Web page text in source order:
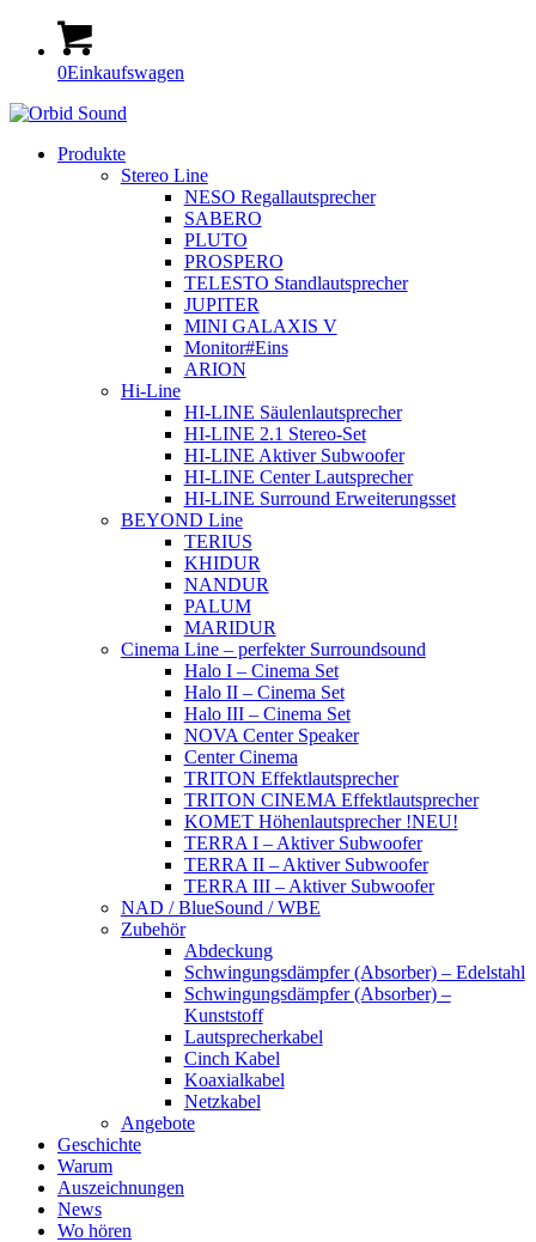
0Einkaufswagen
Produkte
Stereo Line
NESO Regallautsprecher
SABERO
PLUTO
PROSPERO
TELESTO Standlautsprecher
JUPITER
MINI GALAXIS V
Monitor#Eins
ARION
Hi-Line
HI-LINE Säulenlautsprecher
HI-LINE 2.1 Stereo-Set
HI-LINE Aktiver Subwoofer
HI-LINE Center Lautsprecher
HI-LINE Surround Erweiterungsset
BEYOND Line
TERIUS
KHIDUR
NANDUR
PALUM
MARIDUR
Cinema Line – perfekter Surroundsound
Halo I – Cinema Set
Halo II – Cinema Set
Halo III – Cinema Set
NOVA Center Speaker
Center Cinema
TRITON Effektlautsprecher
TRITON CINEMA Effektlautsprecher
KOMET Höhenlautsprecher !NEU!
TERRA I – Aktiver Subwoofer
TERRA II – Aktiver Subwoofer
TERRA III – Aktiver Subwoofer
NAD / BlueSound / WBE
Zubehör
Abdeckung
Schwingungsdämpfer (Absorber) – Edelstahl
Schwingungsdämpfer (Absorber) –
Kunststoff
Lautsprecherkabel
Cinch Kabel
Koaxialkabel
Netzkabel
Angebote
Geschichte
Warum
Auszeichnungen
News
Wo hören